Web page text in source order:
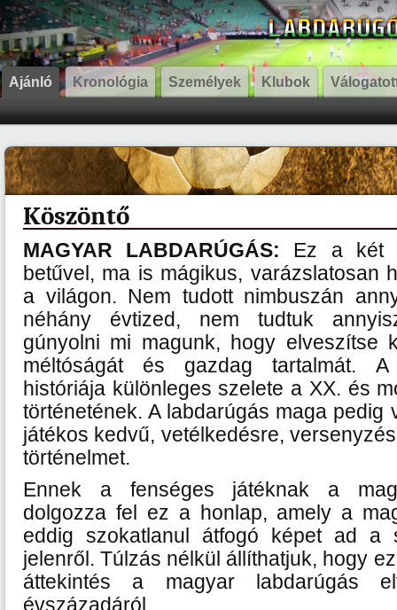
Ajánló Kronológia Személyek Klubok
Köszöntő
MAGYAR LABDARÚGÁS: Ez a két
betűvel, ma is mágikus, varázslatosan
a világon. Nem tudott nimbuszán
néhány évtized, nem tudtuk
gúnyolni mi magunk, hogy elveszítse
méltóságát és gazdag tartalmát. A
históriája különleges szelete a XX. és
történetének. A labdarúgás maga pedig
játékos kedvű, vetélkedésre,
történelmet.
Ennek a fenséges játéknak a
dolgozza fel ez a honlap, amely a
eddig szokatlanul átfogó képet ad a
jelenről. Túlzás nélkül állíthatjuk, hogy
áttekintés a magyar labdarúgás
évszázadáról.